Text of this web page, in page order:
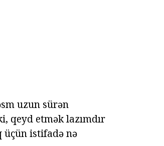
uzun sürən
qeyd etmək lazımdır
üçün istifadə nə